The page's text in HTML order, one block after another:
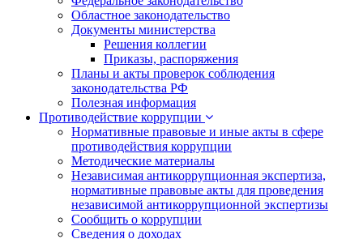
Областное законодательство
Документы министерства
Решения коллегии
Приказы, распоряжения
Планы и акты проверок соблюдения
законодательства РФ
Полезная информация
Противодействие коррупции
Нормативные правовые и иные акты в сфере
противодействия коррупции
Методические материалы
Независимая антикоррупционная экспертиза,
нормативные правовые акты для проведения
независимой антикоррупционной экспертизы
Сообщить о коррупции
Сведения о доходах